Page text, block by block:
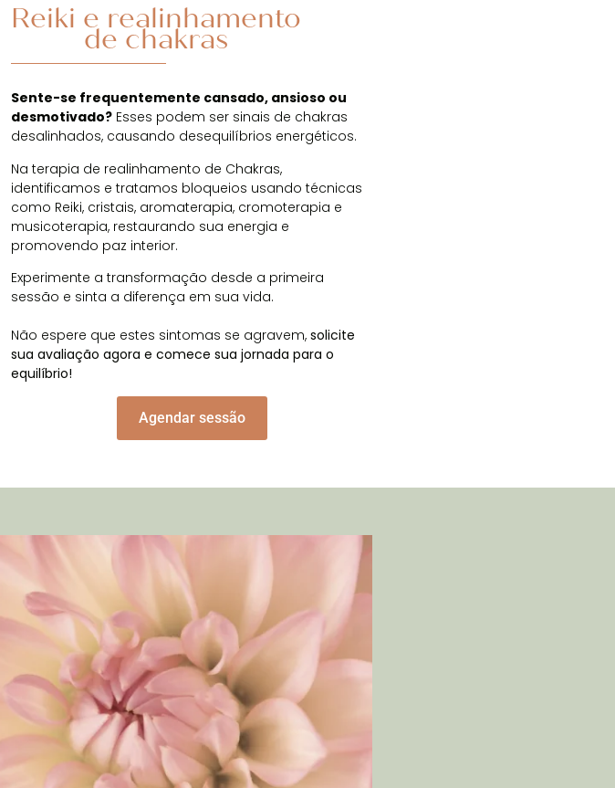
Reiki e realinhamento
de chakras
Sente-se frequentemente cansado, ansioso ou
desmotivado? Esses podem ser sinais de chakras
desalinhados, causando desequilíbrios energéticos.
Na terapia de realinhamento de Chakras,
identificamos e tratamos bloqueios usando técnicas
como Reiki, cristais, aromaterapia, cromoterapia e
musicoterapia, restaurando sua energia e
promovendo paz interior.
Experimente a transformação desde a primeira
sessão e sinta a diferença em sua vida.
Não espere que estes sintomas se agravem, solicite
sua avaliação agora e comece sua jornada para o
equilíbrio!
Agendar sessão